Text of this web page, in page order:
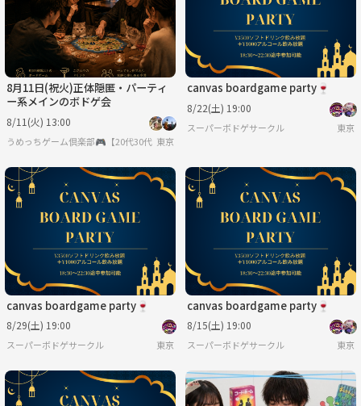
8月11日(祝火)正体隠匿・パーティ
ー系メインのボドゲ会
8/11(火) 13:00
うめっちゲーム倶楽部🎮【20代30代限定】
東京
canvas boardgame party🍷
8/22(土) 19:00
スーパーボドゲサークル 東京
canvas boardgame party🍷
8/29(土) 19:00
スーパーボドゲサークル 東京
canvas boardgame party🍷
8/15(土) 19:00
スーパーボドゲサークル 東京